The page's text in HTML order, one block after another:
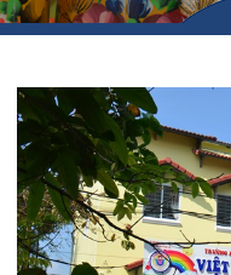
MICKEY (25-36 THÁNG)
CHỒI (4 - 5 TUỔI)
LÁ (5 - 6 TUỔI)
TUYỂN SINH
THÔNG BÁO TUYỂN